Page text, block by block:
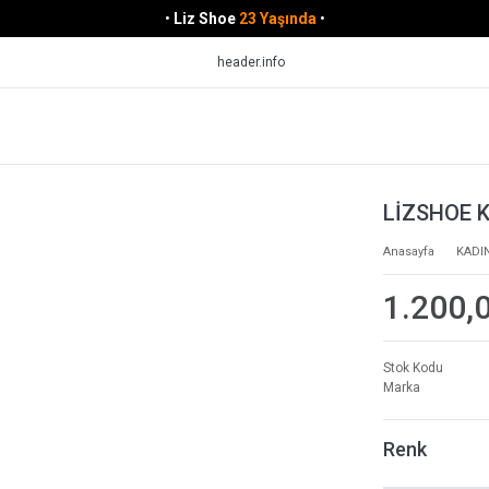
• Liz Shoe 23 Yaşında •
header.info
LİZSHOE
Anasayfa
Stok Kodu
Marka
Renk